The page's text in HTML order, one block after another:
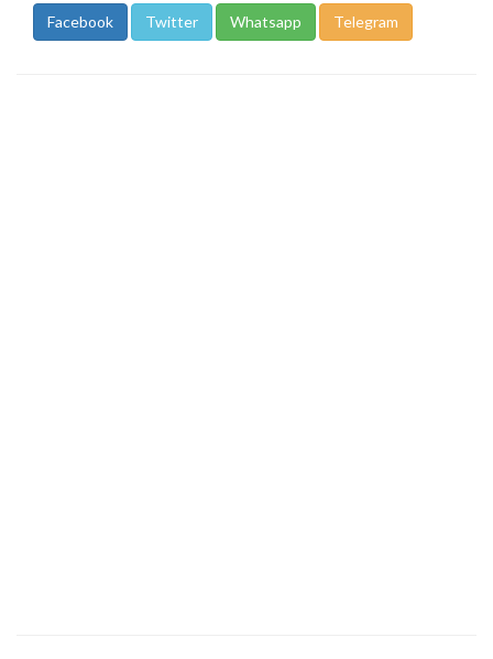
Facebook Twitter Whatsapp Telegram